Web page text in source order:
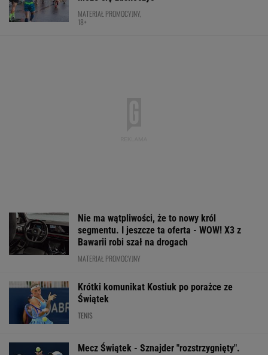
MATERIAŁ PROMOCYJNY,
18+
Nie ma wątpliwości, że to nowy król
segmentu. I jeszcze ta oferta - WOW! X3 z
Bawarii robi szał na drogach
MATERIAŁ PROMOCYJNY
Krótki komunikat Kostiuk po porażce ze
Świątek
TENIS
Mecz Świątek - Sznajder "rozstrzygnięty".